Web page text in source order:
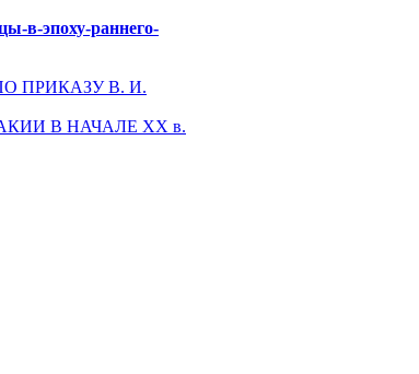
в-эпоху-раннего-
ПРИКАЗУ В. И.
В НАЧАЛЕ XX в.